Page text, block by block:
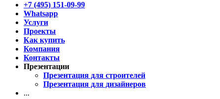
+7 (495) 151-09-99
Whatsapp
Услуги
Проекты
Как купить
Компания
Контакты
Презентации
Презентация для строителей
Презентация для дизайнеров
...